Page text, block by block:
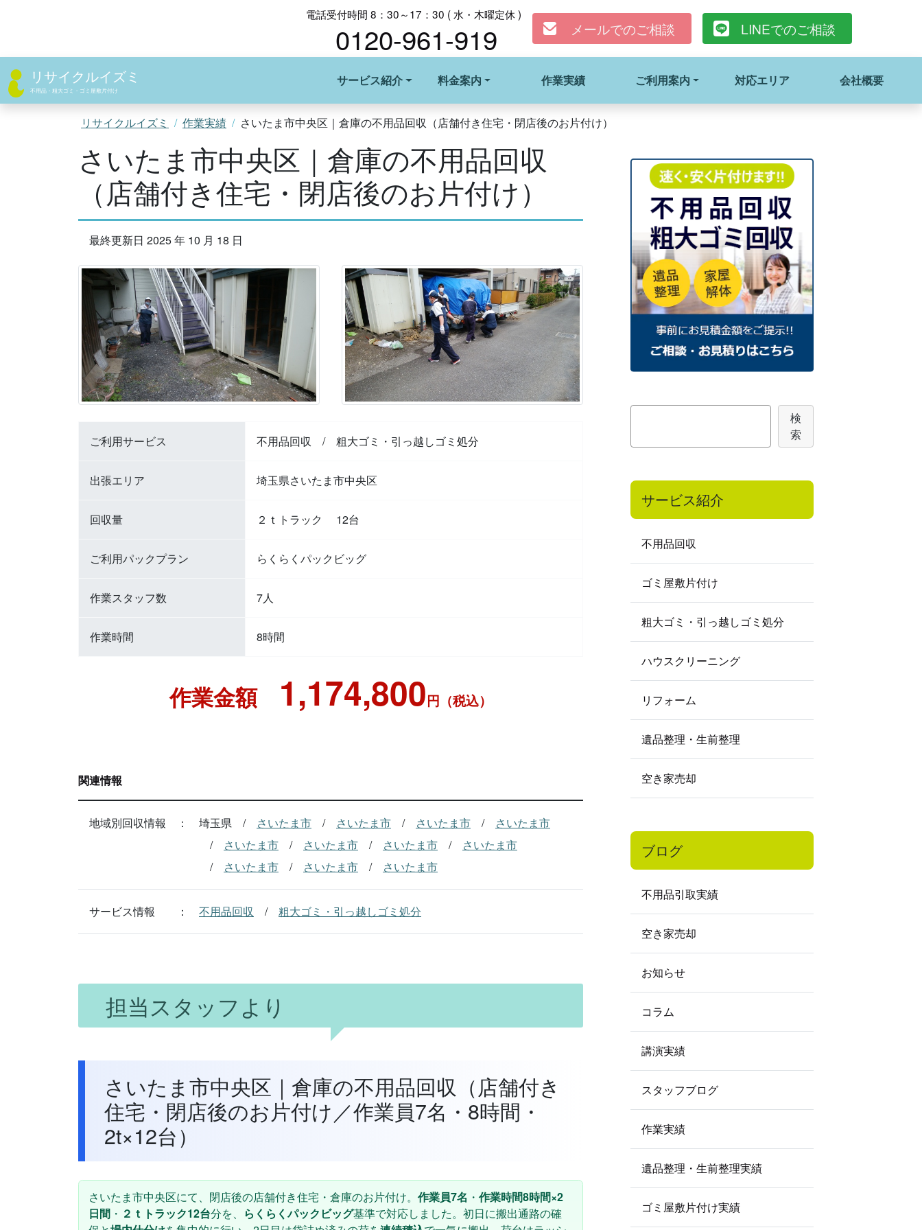
ン
へ
ス
リサイクルイズミ
不用品・粗大ゴミ・ゴミ屋敷片付け
サービス紹介 料金案内 作業実績 ご利用案内 対応エリア 会社概要
電話受付時間 8：30～17：30 ( 水・木曜定休 )
0120-961-919 メールでのご相談 LINEでのご相談
リサイクルイズミ 作業実績 さいたま市中央区｜倉庫の不用品回収（店舗付き住宅・閉店後のお片付け）
さいたま市中央区｜倉庫の不用品回収
（店舗付き住宅・閉店後のお片付け）
最終更新日 2025 年 10 月 18 日
ご利用サービス 不用品回収 / 粗大ゴミ・引っ越しゴミ処分
出張エリア 埼玉県さいたま市中央区
回収量 ２ｔトラック 12台
ご利用パックプラン らくらくパックビッグ
作業スタッフ数 7人
作業時間 8時間
作業金額 1,174,800円（税込）
関連情報
地域別回収情報 埼玉県 さいたま市 さいたま市 さいたま市
さいたま市
さいたま市
さいたま市 さいたま市
さいたま市
さいたま市
さいたま市 さいたま市
サービス情報 不用品回収 粗大ゴミ・引っ越しゴミ処分
担当スタッフより
さいたま市中央区｜倉庫の不用品回収（店舗付き
住宅・閉店後のお片付け／作業員7名・8時間・
2t×12台）
さいたま市中央区にて、閉店後の店舗付き住宅・倉庫のお片付け。作業員7名 ・作業時間8時間×2
日間 ・ ２ｔトラック12台分を、 らくらくパックビッグ基準で対応しました。初日に搬出通路の確
検
検
索
サービス紹介
不用品回収
ゴミ屋敷片付け
粗大ゴミ・引っ越しゴミ処分
ハウスクリーニング
リフォーム
遺品整理・生前整理
空き家売却
ブログ
不用品引取実績
空き家売却
お知らせ
コラム
講演実績
スタッフブログ
作業実績
遺品整理・生前整理実績
ゴミ屋敷片付け実績